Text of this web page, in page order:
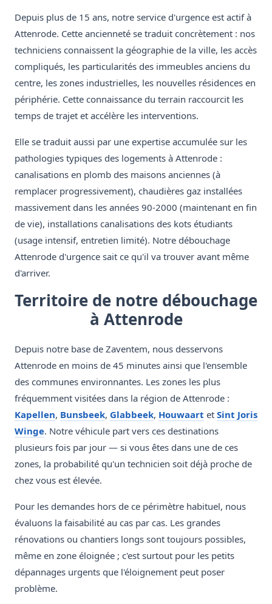
Depuis plus de 15 ans, notre service d'urgence est actif à
Attenrode. Cette ancienneté se traduit concrètement : nos
techniciens connaissent la géographie de la ville, les accès
compliqués, les particularités des immeubles anciens du
centre, les zones industrielles, les nouvelles résidences en
périphérie. Cette connaissance du terrain raccourcit les
temps de trajet et accélère les interventions.
Elle se traduit aussi par une expertise accumulée sur les
pathologies typiques des logements à Attenrode :
canalisations en plomb des maisons anciennes (à
remplacer progressivement), chaudières gaz installées
massivement dans les années 90-2000 (maintenant en fin
de vie), installations canalisations des kots étudiants
(usage intensif, entretien limité). Notre débouchage
Attenrode d'urgence sait ce qu'il va trouver avant même
d'arriver.
Territoire de notre débouchage
à Attenrode
Depuis notre base de Zaventem, nous desservons
Attenrode en moins de 45 minutes ainsi que l'ensemble
des communes environnantes. Les zones les plus
fréquemment visitées dans la région de Attenrode :
Kapellen, Bunsbeek, Glabbeek, Houwaart et Sint Joris
Winge. Notre véhicule part vers ces destinations
plusieurs fois par jour — si vous êtes dans une de ces
zones, la probabilité qu'un technicien soit déjà proche de
chez vous est élevée.
Pour les demandes hors de ce périmètre habituel, nous
évaluons la faisabilité au cas par cas. Les grandes
rénovations ou chantiers longs sont toujours possibles,
même en zone éloignée ; c'est surtout pour les petits
dépannages urgents que l'éloignement peut poser
problème.